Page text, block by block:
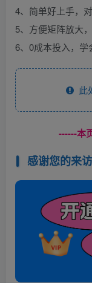
4、简单好上手，
5、方便矩阵放大
6、0成本投入，学
此
------本
感谢您的来